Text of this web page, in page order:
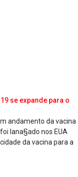
se expande para o
andamento da vacina
lana§ado nos EUA
da vacina para a